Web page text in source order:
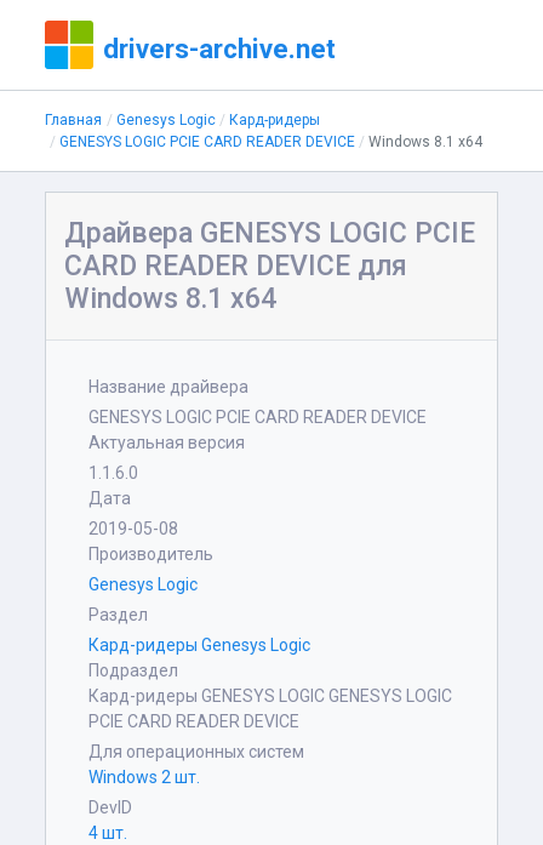
drivers-archive.net
Главная Genesys Logic
Кард-ридеры
GENESYS LOGIC PCIE CARD READER DEVICE
Windows 8.1 x64
Драйвера GENESYS LOGIC PCIE
CARD READER DEVICE для
Windows 8.1 x64
Название драйвера
GENESYS LOGIC PCIE CARD READER DEVICE
Актуальная версия
1.1.6.0
Дата
2019-05-08
Производитель
Genesys Logic
Раздел
Кард-ридеры Genesys Logic
Подраздел
Кард-ридеры GENESYS LOGIC GENESYS LOGIC
PCIE CARD READER DEVICE
Для операционных систем
Windows 2 шт.
DevID
4 шт.